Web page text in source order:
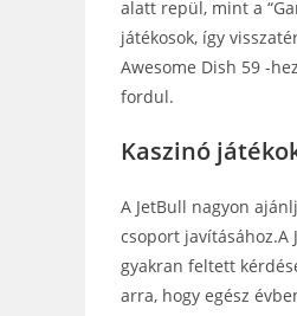
alatt repül, mint a
játékosok, így
Awesome Dish 59 -
fordul.
Kaszinó
A JetBull nagyon
csoport javításához.A
gyakran feltett
arra, hogy egész